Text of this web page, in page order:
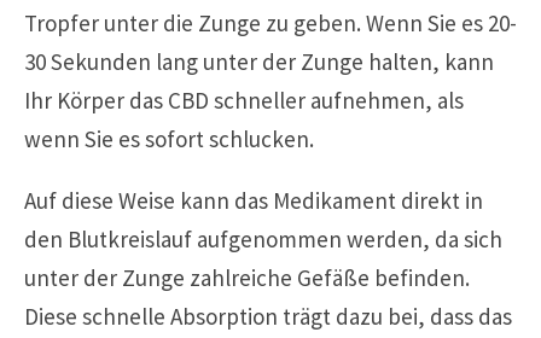
Tropfer unter die Zunge zu geben. Wenn Sie es 20-
30 Sekunden lang unter der Zunge halten, kann
Ihr Körper das CBD schneller aufnehmen, als
wenn Sie es sofort schlucken.
Auf diese Weise kann das Medikament direkt in
den Blutkreislauf aufgenommen werden, da sich
unter der Zunge zahlreiche Gefäße befinden.
Diese schnelle Absorption trägt dazu bei, dass das